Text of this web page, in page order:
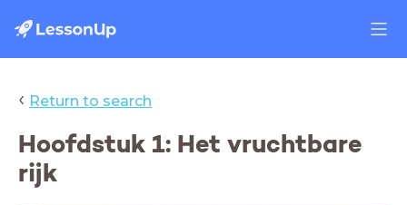
‹ Return to search
Hoofdstuk 1: Het vruchtbare
rijk